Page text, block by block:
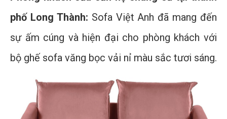
phố Long Thành: Sofa Việt Anh đã mang đến
sự ấm cúng và hiện đại cho phòng khách với
bộ ghế sofa văng bọc vải nỉ màu sắc tươi sáng.